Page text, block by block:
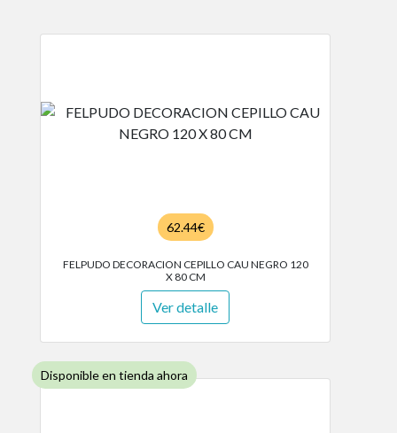
62.44€
FELPUDO DECORACION CEPILLO CAU NEGRO 120
X 80 CM
Ver detalle
Disponible en tienda ahora